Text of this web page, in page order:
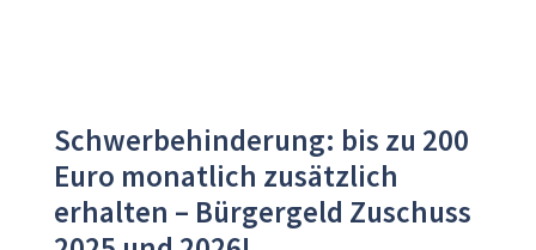
Schwerbehinderung: bis zu 200
Euro monatlich zusätzlich
erhalten – Bürgergeld Zuschuss